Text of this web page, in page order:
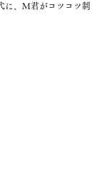
に、M君がコツコツ制